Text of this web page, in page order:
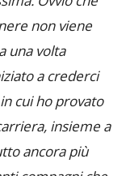
non viene
una volta
a crederci
cui ho provato
insieme a
ancora più
compagni che